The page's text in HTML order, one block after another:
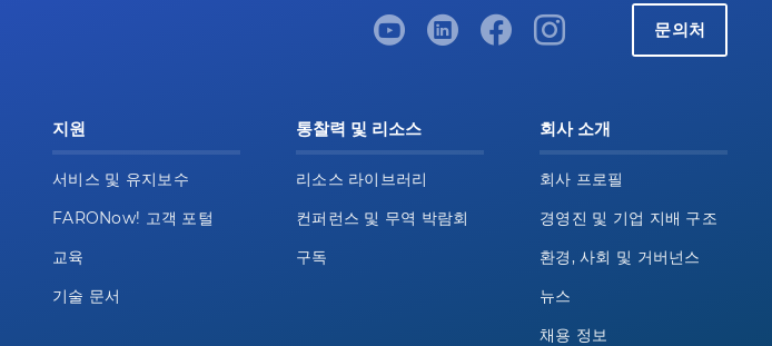
문의처
지원
서비스 및 유지보수
FARONow! 고객 포털
교육
기술 문서
통찰력 및 리소스
리소스 라이브러리
컨퍼런스 및 무역 박람회
구독
회사 소개
회사 프로필
경영진 및 기업 지배 구조
환경, 사회 및 거버넌스
뉴스
채용 정보